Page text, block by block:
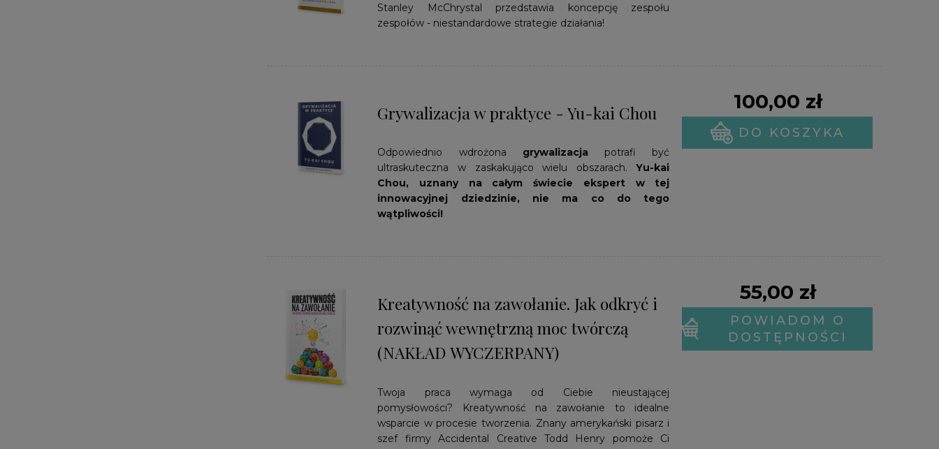
Stanley McChrystal przedstawia koncepcję zespołu
zespołów - niestandardowe strategie działania!
Grywalizacja w praktyce - Yu-kai Chou
Odpowiednio wdrożona grywalizacjapotrafi być
ultraskuteczna w zaskakująco wielu obszarach.Yu-kai
Chou, uznany na całym świecie ekspert w tej
innowacyjnej dziedzinie, nie ma co do tego
wątpliwości!
100,00 zł
DO KOSZYKA
Kreatywność na zawołanie. Jak odkryć i
rozwinąć wewnętrzną moc twórczą
(NAKŁAD WYCZERPANY)
Twoja praca wymaga od Ciebie nieustającej
pomysłowości?
Kreatywność na zawołanie to idealne
wsparcie w procesie tworzenia. Znany amerykański pisarz i
szef firmy Accidental CreativeTodd Henry pomoże Ci
55,00 zł
POWIADOM O
DOSTĘPNOŚCI